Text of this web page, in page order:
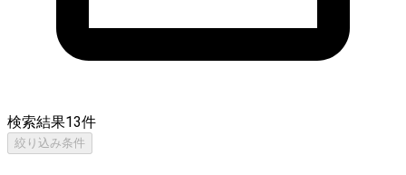
検索結果13件
絞り込み条件